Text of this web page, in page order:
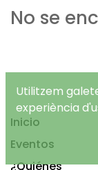
No se
Inicio
Eventos
¿Quiénes
Utilitzem
experiència